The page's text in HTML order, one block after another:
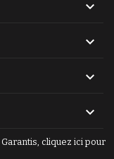




cliquez ici pour